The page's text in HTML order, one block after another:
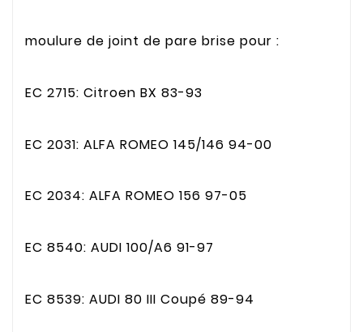
moulure de joint de pare brise pour :
EC 2715: Citroen BX 83-93
EC 2031: ALFA ROMEO 145/146 94-00
EC 2034: ALFA ROMEO 156 97-05
EC 8540: AUDI 100/A6 91-97
EC 8539: AUDI 80 III Coupé 89-94